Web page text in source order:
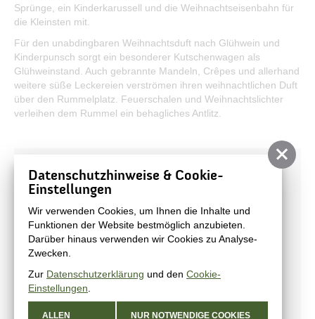
Dinner-Picknick
Schwertkämpfertreffen
Kinderfilmfest im Land Brandenburg
Tag des offenen Denkmals
Sprünge, ein Kinderkarussell und die Weihnachtseisenbahn für
die Kleinsten mit.
Für den unabdingbaren Weihnachtsduft nach Glühwein und
Kinderpunsch sorgt ein besonderer Kutschenwagen als
Glühweinstand. Auch gebrannte Mandeln, Crêpes und allerhand
weitere süße Leckereien verströmen ihren weihnachtlichen Duft
über den Rummelplatz. Feuerschalen und Weihnachtslichter
verleihen dem Rummel ein behagliches Antlitz.
Veranstaltungen
Veranstaltungskalender
Hussitenfest
Weihnachtsmarkt
Dinner-Picknick
Kunst- und Handwerkermarkt
Schwertkämpfertreffen
Datenschutzhinweise & Cookie-
Einstellungen
Wir verwenden Cookies, um Ihnen die Inhalte und
Funktionen der Website bestmöglich anzubieten.
Darüber hinaus verwenden wir Cookies zu Analyse-
Zwecken.
Zur Datenschutzerklärung und den Cookie-
Einstellungen
ALLEN
NUR NOTWENDIGE COOKIES